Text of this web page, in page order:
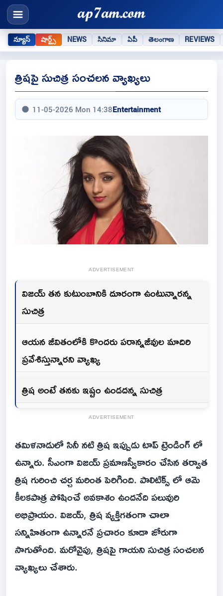
న్యూస్ షార్ట్స్ NEWS సినిమా ఏపీ తెలంగాణ REVIEWS
త్రిషపై సుచిత్ర సంచలన వ్యాఖ్యలు
11-05-2026 Mon 14:38Entertainment
ADVERTISEMENT
విజయ్ తన కుటుంబానికి దూరంగా ఉంటున్నారన్న
సుచిత్ర
ఆయన జీవితంలోకి కొందరు పరాన్నజీవుల మాదిరి
ప్రవేశిస్తున్నారని వ్యాఖ్య
త్రిష అంటే తనకు ఇష్టం ఉండదన్న సుచిత్ర
ADVERTISEMENT
తమిళనాడులో సినీ నటి త్రిష ఇప్పుడు టాప్ ట్రెండింగ్ లో
ఉన్నారు. సీఎంగా విజయ్ ప్రమాణస్వీకారం చేసిన తర్వాత
త్రిష గురించి చర్చ మరింత పెరిగింది. పాలిటిక్స్ లో ఆమె
కీలకపాత్ర పోషించే అవకాశం ఉందనేది పలువురి
అభిప్రాయం. విజయ్, త్రిష వ్యక్తిగతంగా చాలా
సన్నిహితంగా ఉన్నారనే ప్రచారం కూడా జోరుగా
సాగుతోంది. మరోవైపు, త్రిషపై గాయని సుచిత్ర సంచలన
వ్యాఖ్యలు చేశారు.